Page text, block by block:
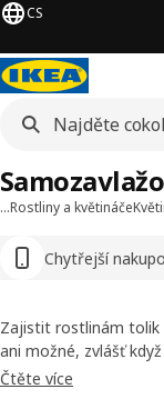
CS
…Rostliny a květináče
Chytřejší
Zajistit rostlinám tolik
ani možné, zvlášť
květináče udržují
Čtěte více